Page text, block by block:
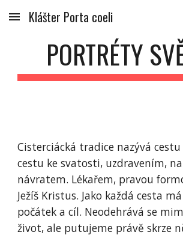
Skip to main content
Klášter Porta coeli
PORTRÉTY
Cisterciácká tradice nazývá
cestu ke svatosti, uzdravením,
návratem. Lékařem, pravou
Ježíš Kristus. Jako každá cesta
počátek a cíl. Neodehrává se
život, ale putujeme právě skrze